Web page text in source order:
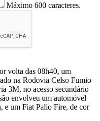
Máximo 600 caracteres.
volta das 08h40, um
na Rodovia Celso Fumio
3M, no acesso secundário
envolveu um automóvel
e um Fiat Palio Fire, de cor